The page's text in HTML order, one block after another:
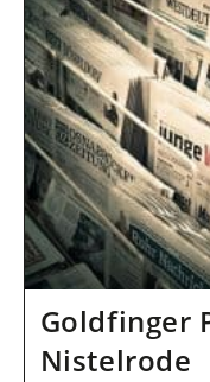
Goldfinger
Nistelrode